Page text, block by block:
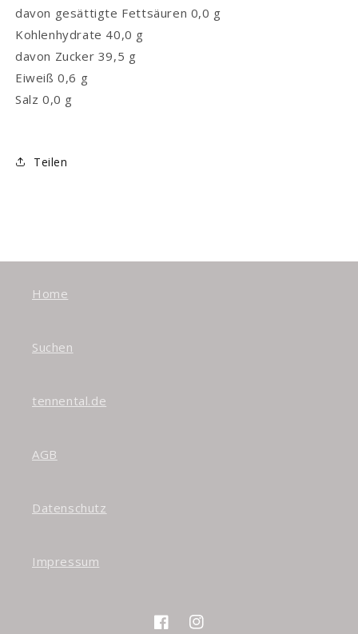
davon gesättigte Fettsäuren 0,0 g
Kohlenhydrate 40,0 g
davon Zucker 39,5 g
Eiweiß 0,6 g
Salz 0,0 g
Teilen
Home
Suchen
tennental.de
AGB
Datenschutz
Impressum
FacebookInstagram